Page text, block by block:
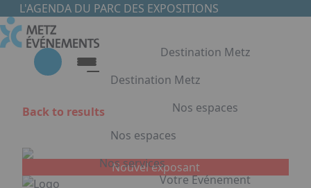
Skip to main content
L'AGENDA DU PARC DES EXPOSITIONS
Destination Metz
Destination Metz
Choisir Metz
Accès & Hébergement
Nos espaces
Nos espaces
Nos espaces
Nos services
Votre Evénement
Back to results
Nouvel exposant
Cookies management panel